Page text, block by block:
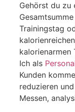
Gehörst du zu
Trainingstag
kalorienarmen
Ich als
Kunden
reduzieren
Messen,